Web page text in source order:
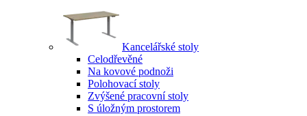
Kancelářské stoly
Celodřevěné
Na kovové podnoži
Polohovací stoly
Zvýšené pracovní stoly
S úložným prostorem